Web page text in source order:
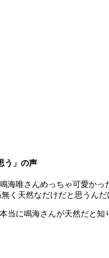
う」の声
海唯さんめっちゃ可愛か
く天然なだけだと思うん
当に鳴海さんが天然だと